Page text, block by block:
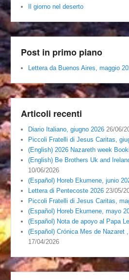
Il giorno nel deserto
Post in primo piano
Lettera da Buenos Aires, maggio
Articoli recenti
Diario Italiano, giugno 2026 26/06/
Piccoli Fratelli di Jesus Caritas,
(English) 2026 Nazareth week
(English) Be Brothers Uk and
10/06/2026
(Español) Horeb Ekumene, junio
Lettera di Pentecoste 2026 23/05/
Piccoli Fratelli di Jesus Caritas,
(Español) Horeb Ekumene, mayo
(Español) Nota de apoyo al Papa
(Español) Crónica Mes de Nazaret
17/04/2026